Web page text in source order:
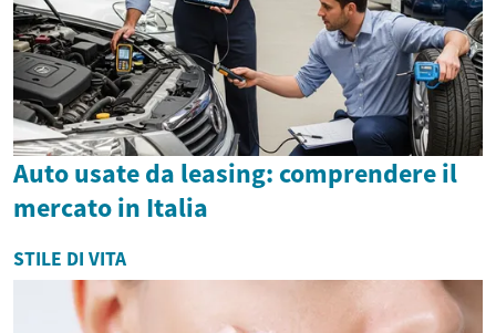
Auto usate da leasing: comprendere il
mercato in Italia
STILE DI VITA